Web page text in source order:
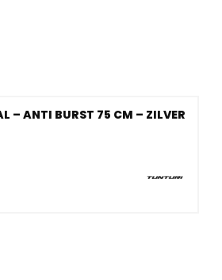
– ANTI BURST 75 CM – ZILVER